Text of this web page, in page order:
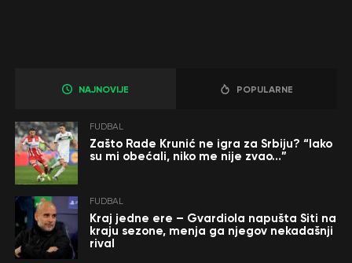
NAJNOVIJE POPULARNE
FUDBAL
Zašto Rade Krunić ne igra za Srbiju? “Iako
su mi obećali, niko me nije zvao…”
FUDBAL
Kraj jedne ere – Gvardiola napušta Siti na
kraju sezone, menja ga njegov nekadašnji
rival